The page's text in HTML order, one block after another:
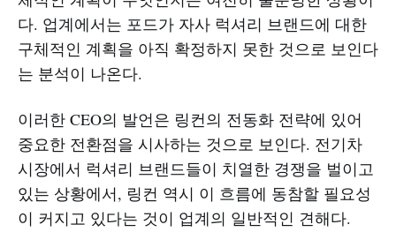
다. 업계에서는 포드가 자사 럭셔리 브랜드에 대한
구체적인 계획을 아직 확정하지 못한 것으로 보인다
는 분석이 나온다.
이러한 CEO의 발언은 링컨의 전동화 전략에 있어
중요한 전환점을 시사하는 것으로 보인다. 전기차
시장에서 럭셔리 브랜드들이 치열한 경쟁을 벌이고
있는 상황에서, 링컨 역시 이 흐름에 동참할 필요성
이 커지고 있다는 것이 업계의 일반적인 견해다.